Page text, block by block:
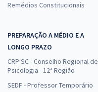
Remédios Constitucionais
PREPARAÇÃO A MÉDIO E A
LONGO PRAZO
CRP SC - Conselho Regional de
Psicologia - 12ª Região
SEDF - Professor Temporário